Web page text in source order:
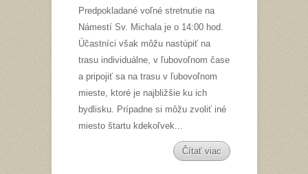
Predpokladané voľné stretnutie na
Námestí Sv. Michala je o 14:00 hod.
Účastníci však môžu nastúpiť na
trasu individuálne, v ľubovoľnom čase
a pripojiť sa na trasu v ľubovoľnom
mieste, ktoré je najbližšie ku ich
bydlisku. Prípadne si môžu zvoliť iné
miesto štartu kdekoľvek...
Čítať viac